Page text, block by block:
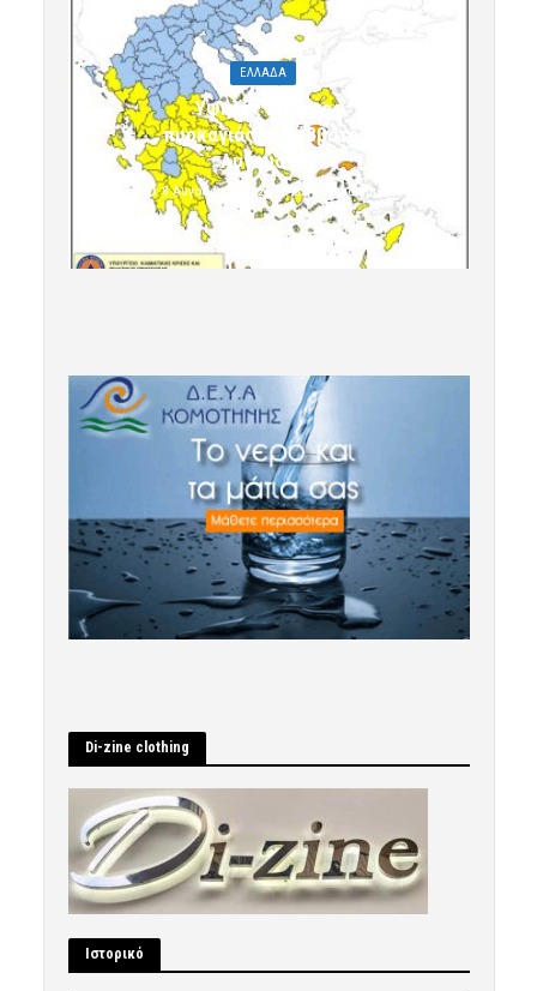
ΕΛΛΑΔΑ
Υψηλός κίνδυνος
πυρκαγιάς το Σάββατο 8
Αυγούστου
8 Αυγούστου 2026 09:32 admin
Di-zine clothing
Ιστορικό